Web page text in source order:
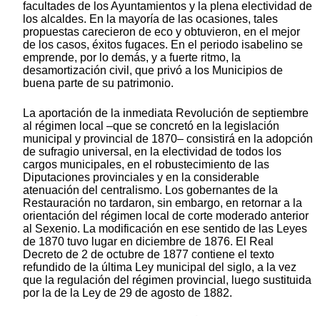
facultades de los Ayuntamientos y la plena electividad de
los alcaldes. En la mayoría de las ocasiones, tales
propuestas carecieron de eco y obtuvieron, en el mejor
de los casos, éxitos fugaces. En el periodo isabelino se
emprende, por lo demás, y a fuerte ritmo, la
desamortización civil, que privó a los Municipios de
buena parte de su patrimonio.
La aportación de la inmediata Revolución de septiembre
al régimen local –que se concretó en la legislación
municipal y provincial de 1870– consistirá en la adopción
de sufragio universal, en la electividad de todos los
cargos municipales, en el robustecimiento de las
Diputaciones provinciales y en la considerable
atenuación del centralismo. Los gobernantes de la
Restauración no tardaron, sin embargo, en retornar a la
orientación del régimen local de corte moderado anterior
al Sexenio. La modificación en ese sentido de las Leyes
de 1870 tuvo lugar en diciembre de 1876. El Real
Decreto de 2 de octubre de 1877 contiene el texto
refundido de la última Ley municipal del siglo, a la vez
que la regulación del régimen provincial, luego sustituida
por la de la Ley de 29 de agosto de 1882.